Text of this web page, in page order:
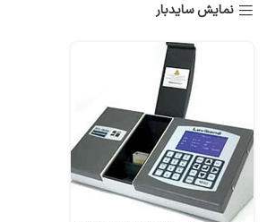
نمایش سایدبار